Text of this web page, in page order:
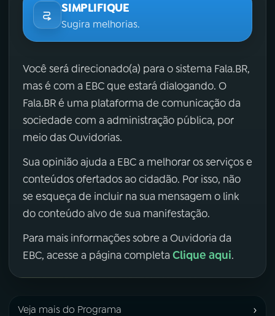
SIMPLIFIQUE
Sugira melhorias.
Você será direcionado(a) para o sistema Fala.BR,
mas é com a EBC que estará dialogando. O
Fala.BR é uma plataforma de comunicação da
sociedade com a administração pública, por
meio das Ouvidorias.
Sua opinião ajuda a EBC a melhorar os serviços e
conteúdos ofertados ao cidadão. Por isso, não
se esqueça de incluir na sua mensagem o link
do conteúdo alvo de sua manifestação.
Para mais informações sobre a Ouvidoria da
EBC, acesse a página completa Clique aqui.
Veja mais do Programa ›